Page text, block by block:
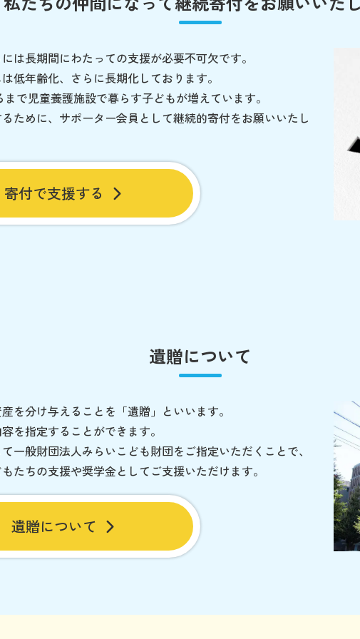
は長期間にわたっての支援が必要不可欠です。
低年齢化、さらに長期化しております。
で児童養護施設で暮らす子どもが増えています。
ために、サポーター会員として継続的寄付をお願いいたし
寄付で支援する
遺贈について
を分け与えることを「遺贈」といいます。
を指定することができます。
一般財団法人みらいこども財団をご指定いただくことで、
たちの支援や奨学金としてご支援いただけます。
遺贈について